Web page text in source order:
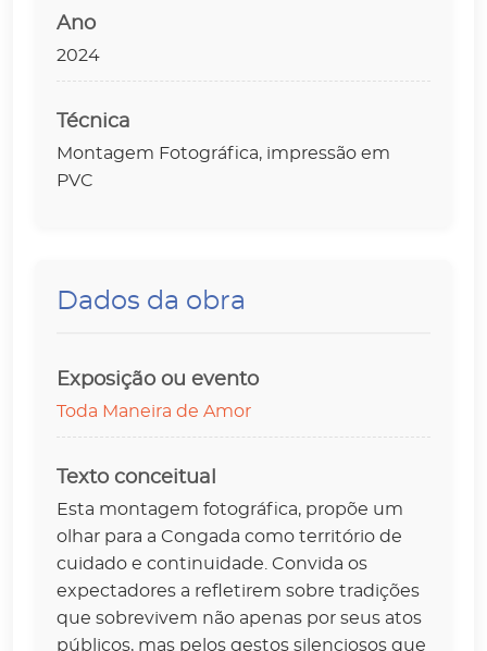
Ano
2024
Técnica
Montagem Fotográfica, impressão em
PVC
Dados da obra
Exposição ou evento
Toda Maneira de Amor
Texto conceitual
Esta montagem fotográfica, propõe um
olhar para a Congada como território de
cuidado e continuidade. Convida os
expectadores a refletirem sobre tradições
que sobrevivem não apenas por seus atos
públicos, mas pelos gestos silenciosos que